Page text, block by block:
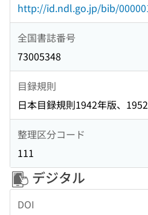
http://id.ndl.go.jp/bib/
全国書誌番号
73005348
目録規則
日本目録規則1942年版、
整理区分コード
111
デジタル
DOI